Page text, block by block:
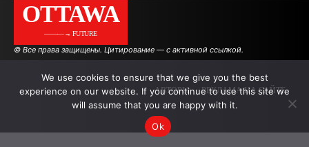
OTTAWA
———→ FUTURE
© Все права защищены. Цитирование — с активной ссылкой.
АВТОРЫ РЕКЛАМА НА САЙТЕ
We use cookies to ensure that we give you the best
experience on our website. If you continue to use this site we
will assume that you are happy with it.
Ok